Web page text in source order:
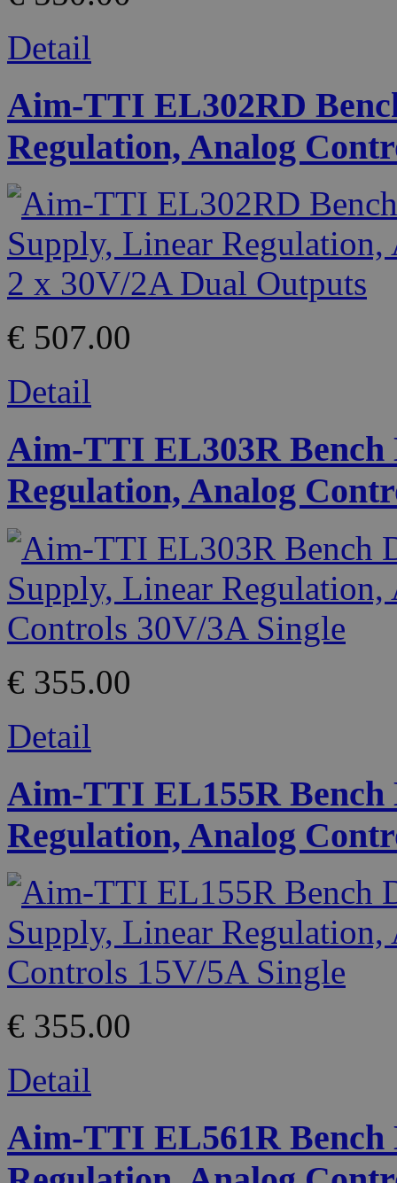
Detail
Aim-TTI EL302RD
Regulation, Analog
€ 507.00
Detail
Aim-TTI EL303R Bench
Regulation, Analog
€ 355.00
Detail
Aim-TTI EL155R Bench
Regulation, Analog
€ 355.00
Detail
Aim-TTI EL561R Bench